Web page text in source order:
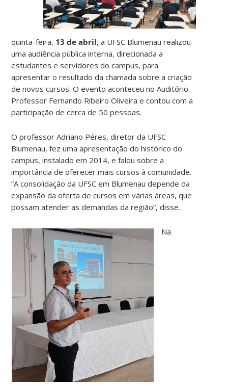
quinta-feira, 13 de abril, a UFSC Blumenau realizou
uma audiência pública interna, direcionada a
estudantes e servidores do campus, para
apresentar o resultado da chamada sobre a criação
de novos cursos. O evento aconteceu no Auditório
Professor Fernando Ribeiro Oliveira e contou com a
participação de cerca de 50 pessoas.
O professor Adriano Péres, diretor da UFSC
Blumenau, fez uma apresentação do histórico do
campus, instalado em 2014, e falou sobre a
importância de oferecer mais cursos à comunidade.
“A consolidação da UFSC em Blumenau depende da
expansão da oferta de cursos em várias áreas, que
possam atender as demandas da região”, disse.
Na